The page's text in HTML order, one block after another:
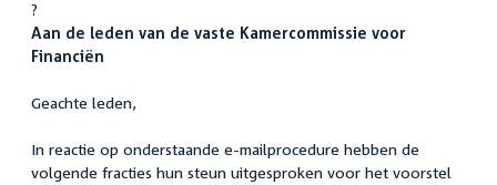
?
Aan de leden van de vaste Kamercommissie voor
Financiën
Geachte leden,
In reactie op onderstaande e-mailprocedure hebben de
volgende fracties hun steun uitgesproken voor het voorstel